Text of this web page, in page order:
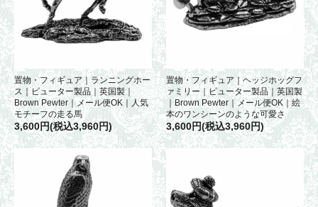
置物・フィギュア｜ランニングホー
ス｜ピューター製品｜英国製｜
Brown Pewter｜メール便OK｜人気
モチーフの走る馬
3,600円(税込3,960円)
置物・フィギュア｜ヘッジホッグフ
ァミリー｜ピューター製品｜英国製
｜Brown Pewter｜メール便OK｜絵
本のワンシーンのような可愛さ
3,600円(税込3,960円)